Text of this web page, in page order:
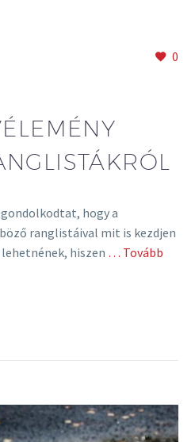
0
hogy a
ranglistáival mit is kezdjen
hiszen … Tovább